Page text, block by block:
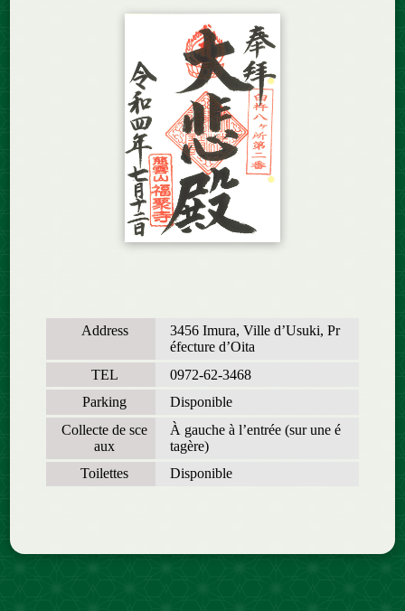
Address
3456 Imura, Ville d’Usuki, Pr
éfecture d’Oita
TEL
0972-62-3468
Parking
Disponible
Collecte de sce
aux
À gauche à l’entrée (sur une é
tagère)
Toilettes
Disponible